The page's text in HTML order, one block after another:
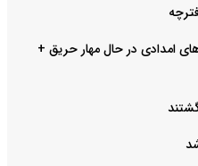
امدادی در حال مهار حریق +